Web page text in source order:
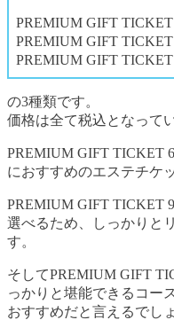
PREMIUM GIFT TICKET
PREMIUM GIFT TICKET
PREMIUM GIFT TICKET
の3種類です。
価格は全て税込となって
PREMIUM GIFT TICKET
におすすめのエステチケ
PREMIUM GIFT TICKET
選べるため、しっかりと
す。
そしてPREMIUM GIFT
っかりと堪能できるコー
おすすめだと言えるでし